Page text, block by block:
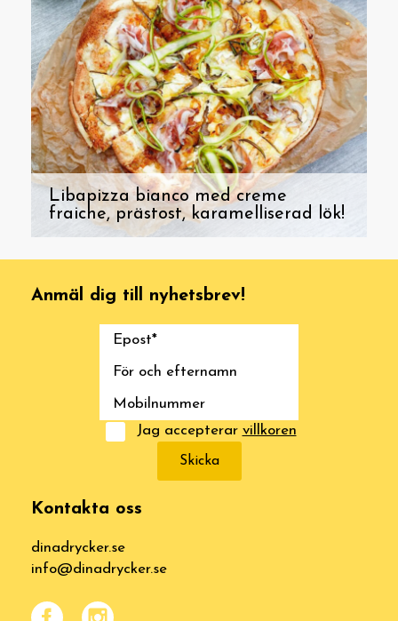
Libapizza bianco med creme
fraiche, prästost, karamelliserad lök!
Anmäl dig till nyhetsbrev!
Jag accepterar villkoren
Skicka
Kontakta oss
dinadrycker.se
info@dinadrycker.se